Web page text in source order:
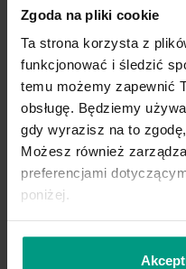
Zgoda na pliki cookie
Ta strona korzysta z
funkcjonować i śledzić
temu możemy zapewnić
obsługę. Będziemy
gdy wyrazisz na to
Możesz również
preferencjami
poniżej.
2.1
Wygodny